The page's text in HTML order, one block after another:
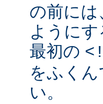
の前に
ように
最初の
をふく
い。